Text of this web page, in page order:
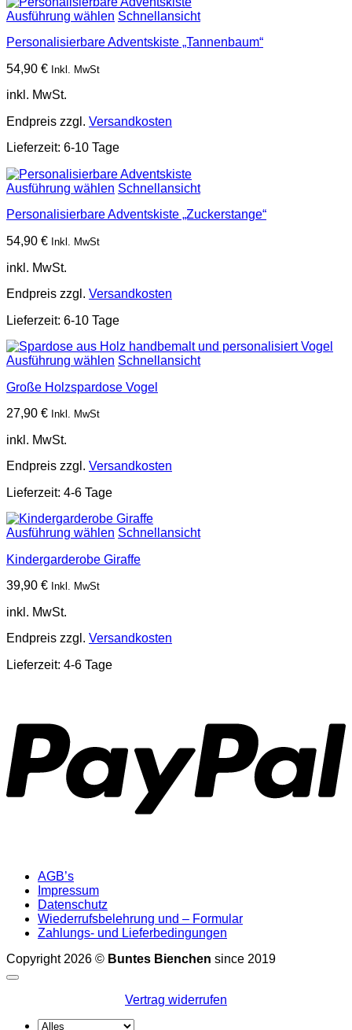
Ausführung wählen Schnellansicht
Personalisierbare Adventskiste „Tannenbaum“
54,90 € Inkl. MwSt
inkl. MwSt.
Endpreis zzgl. Versandkosten
Lieferzeit: 6-10 Tage
Ausführung wählen Schnellansicht
Personalisierbare Adventskiste „Zuckerstange“
54,90 € Inkl. MwSt
inkl. MwSt.
Endpreis zzgl. Versandkosten
Lieferzeit: 6-10 Tage
Ausführung wählen Schnellansicht
Große Holzspardose Vogel
27,90 € Inkl. MwSt
inkl. MwSt.
Endpreis zzgl. Versandkosten
Lieferzeit: 4-6 Tage
Ausführung wählen Schnellansicht
Kindergarderobe Giraffe
39,90 € Inkl. MwSt
inkl. MwSt.
Endpreis zzgl. Versandkosten
Lieferzeit: 4-6 Tage
AGB’s
Impressum
Datenschutz
Wiederrufsbelehrung und – Formular
Zahlungs- und Lieferbedingungen
Copyright 2026 © Buntes Bienchen since 2019
Vertrag widerrufen